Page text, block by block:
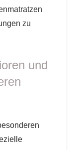
zu
und